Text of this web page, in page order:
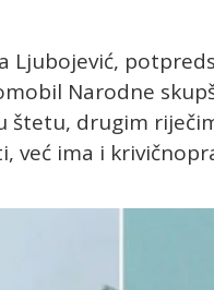
Ljubojević,
Narodne
drugim
već ima i